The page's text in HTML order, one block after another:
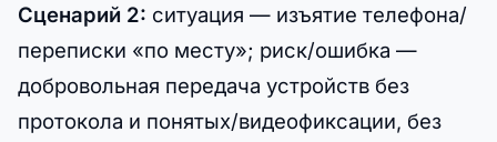
Сценарий 2: ситуация — изъятие телефона/
переписки «по месту»; риск/ошибка —
добровольная передача устройств без
протокола и понятых/видеофиксации, без